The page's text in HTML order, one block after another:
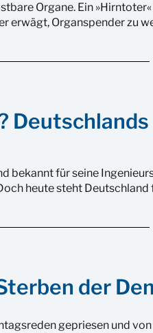
Organe. Ein
erwägt, Organspender zu
bekannt für seine
heute steht
der
gepriesen und